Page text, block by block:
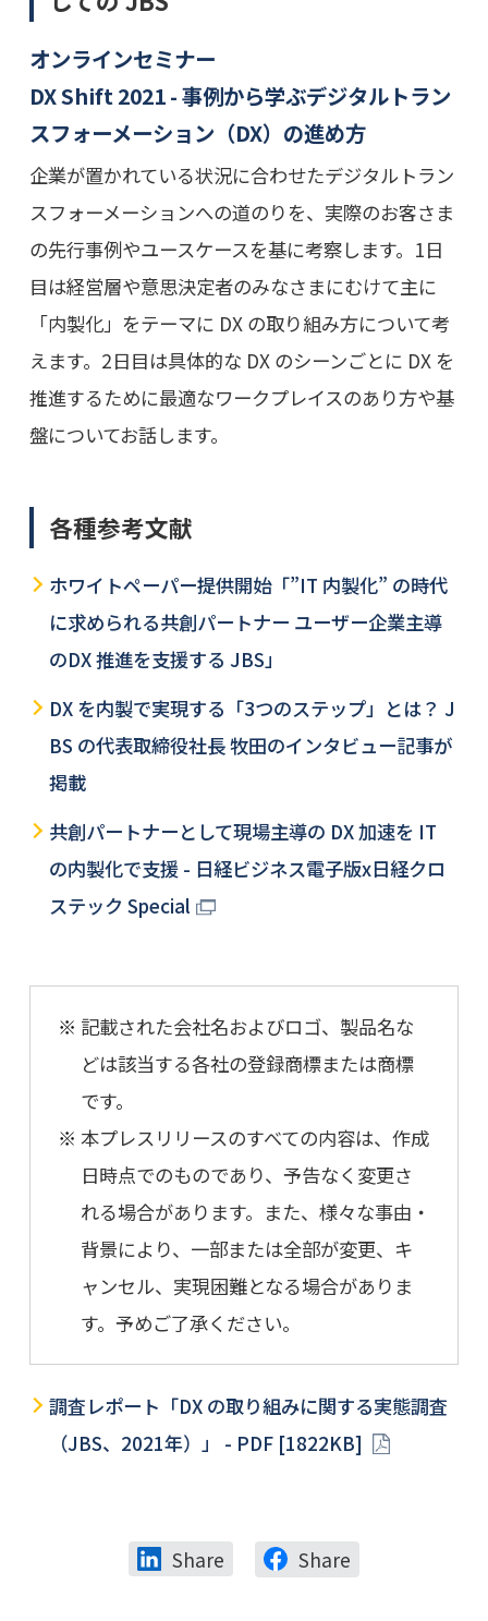
オンラインセミナー
DX Shift 2021 - 事例から学ぶデジタルトラン
スフォーメーション（DX）の進め方
企業が置かれている状況に合わせたデジタルトラン
スフォーメーションへの道のりを、実際のお客さま
の先行事例やユースケースを基に考察します。1日
目は経営層や意思決定者のみなさまにむけて主に
「内製化」をテーマに DX の取り組み方について考
えます。2日目は具体的な DX のシーンごとに DX を
推進するために最適なワークプレイスのあり方や基
盤についてお話します。
各種参考文献
ホワイトペーパー提供開始「”IT 内製化” の時代
に求められる共創パートナー ユーザー企業主導
のDX 推進を支援する JBS」
DX を内製で実現する「3つのステップ」とは？ J
BS の代表取締役社長 牧田のインタビュー記事が
掲載
共創パートナーとして現場主導の DX 加速を IT
の内製化で支援 - 日経ビジネス電子版x日経クロ
ステック Special
記載された会社名およびロゴ、製品名な
どは該当する各社の登録商標または商標
です。
本プレスリリースのすべての内容は、作成
日時点でのものであり、予告なく変更さ
れる場合があります。また、様々な事由・
背景により、一部または全部が変更、キ
ャンセル、実現困難となる場合がありま
す。予めご了承ください。
調査レポート「DX の取り組みに関する実態調査
（JBS、2021年）」 - PDF [1822KB]
Share Share